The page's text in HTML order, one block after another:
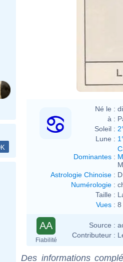
Né le :
à :
Soleil :
Lune :
Dominantes :
Astrologie Chinoise :
Numérologie :
Taille :
Vues : 8
AA
Fiabilité
Source :
Contributeur :
Des informations